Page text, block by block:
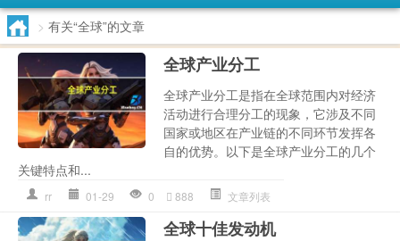
> 有关“全球”的文章
全球产业分工
全球产业分工是指在全球范围内对经济
活动进行合理分工的现象，它涉及不同
国家或地区在产业链的不同环节发挥各
自的优势。以下是全球产业分工的几个
关键特点和...
rr 01-29 0 888 文章列表
全球十佳发动机